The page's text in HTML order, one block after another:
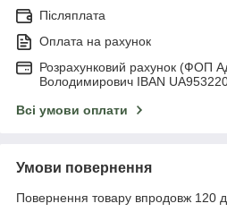
Післяплата
Оплата на рахунок
Розрахунковий рахунок (ФОП
Володимирович IBAN
Всі умови оплати
Умови повернення
Повернення товару впродовж 120